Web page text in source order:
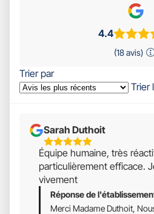
4.4
(18 avis)
Trier par
Trier
Sarah Duthoit
5
Étoiles
Sur
5
Équipe humaine, très
particulièrement efficace.
vivement
Réponse de
Merci Madame Duthoit,